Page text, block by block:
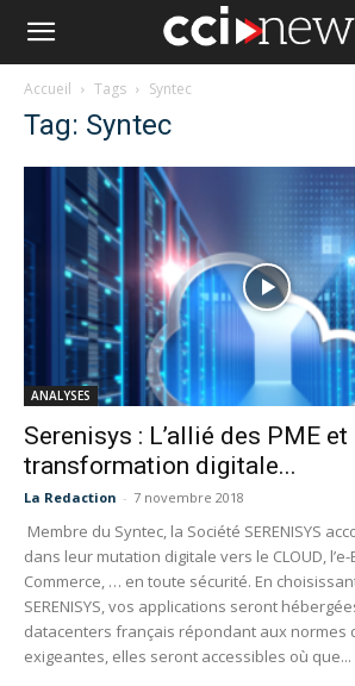
Accueil Tags Syntec
Tag: Syntec
ANALYSES
Serenisys : L’allié des PME
transformation digitale...
La Redaction - 7 novembre 2018
Membre du Syntec, la Société SERENISYS
dans leur mutation digitale vers le CLOUD, l’e-
Commerce, … en toute sécurité. En
SERENISYS, vos applications seront
datacenters français répondant aux normes
exigeantes, elles seront accessibles où que...